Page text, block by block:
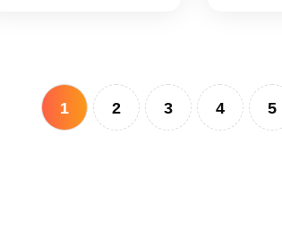
1 2 3 4 5